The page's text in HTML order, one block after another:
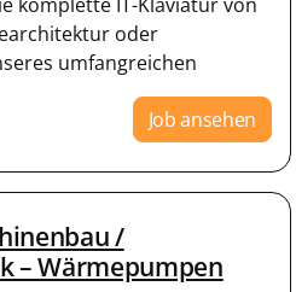
oder
umfangreichen
Job ansehen
/
– Wärmepumpen